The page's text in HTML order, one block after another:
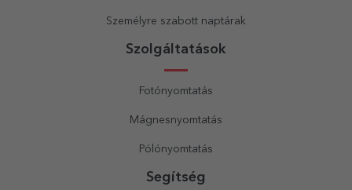
Személyre szabott naptárak
Szolgáltatások
Fotónyomtatás
Mágnesnyomtatás
Pólónyomtatás
Segítség